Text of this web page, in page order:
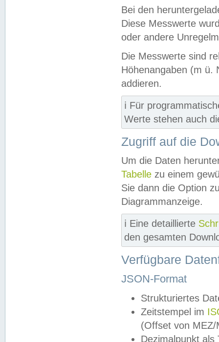
Bei den
Diese Messwerte
oder andere
Die Messwerte sind
Höhenangaben (m ü.
addieren.
ℹ️ Für
Werte stehen auch
Zugriff auf die
Um die Daten
Tabelle zu einem
Sie dann die Option
Diagrammanzeige.
ℹ️ Eine detaillierte
den gesamten
Verfügbare
JSON-Format
Strukturiertes
Zeitstempel im
(Offset von MEZ/
Dezimalpunkt als